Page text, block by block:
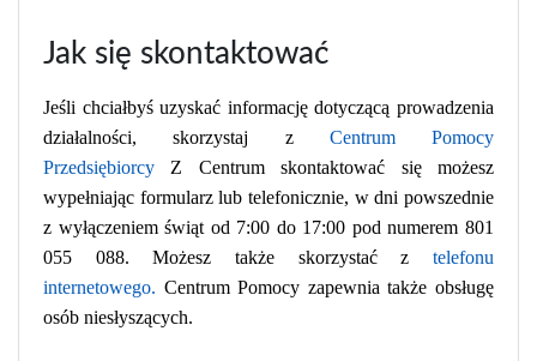
Jak się skontaktować
Jeśli chciałbyś uzyskać informację dotyczącą prowadzenia
działalności, skorzystaj z Centrum Pomocy
Przedsiębiorcy
Z Centrum skontaktować się możesz
wypełniając formularz lub telefonicznie, w dni powszednie
z wyłączeniem świąt od 7:00 do 17:00 pod numerem 801
055 088. Możesz także skorzystać z telefonu
internetowego. Centrum Pomocy zapewnia także obsługę
osób niesłyszących.